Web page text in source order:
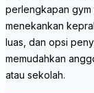
perlengkapan gym
menekankan
luas, dan opsi
memudahkan
atau sekolah.